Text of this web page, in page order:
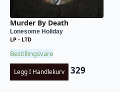
Murder By Death
Lonesome Holiday
LP - LTD
Bestillingsvare
Legg I Handlekurv 329